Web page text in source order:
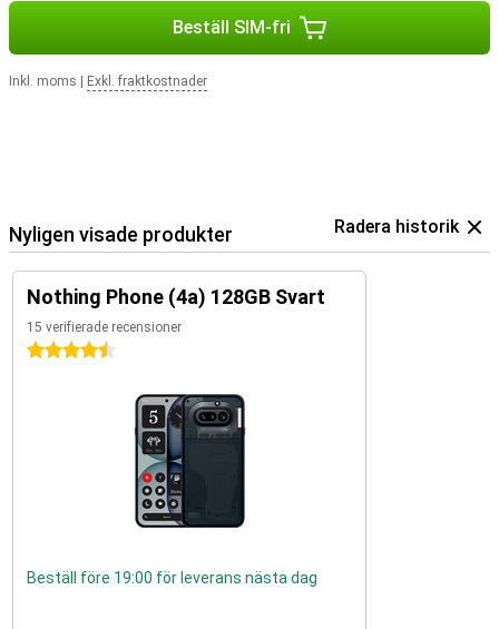
Beställ SIM-fri
Inkl. moms Exkl. fraktkostnader
Nyligen visade produkter Radera historik
Nothing Phone (4a) 128GB Svart
15 verifierade recensioner
4.5 stjärnor
Beställ före 19:00 för leverans nästa dag